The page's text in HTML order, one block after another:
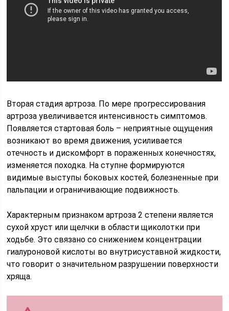
Вторая стадия артроза. По мере прогрессирования
артроза увеличивается интенсивность симптомов.
Появляется стартовая боль – неприятные ощущения
возникают во время движения, усиливается
отечность и дискомфорт в пораженных конечностях,
изменяется походка. На ступне формируются
видимые выступы боковых костей, болезненные при
пальпации и ограничивающие подвижность.
Характерным признаком артроза 2 степени является
сухой хруст или щелчки в области щиколотки при
ходьбе. Это связано со снижением концентрации
гиалуроновой кислоты во внутрисуставной жидкости,
что говорит о значительном разрушении поверхности
хряща.